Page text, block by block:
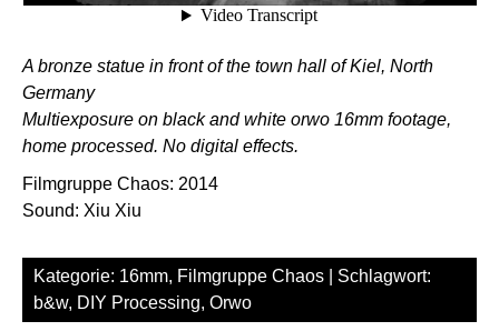
A bronze statue in front of the town hall of Kiel, North
Germany
Multiexposure on black and white orwo 16mm footage,
home processed. No digital effects.
Filmgruppe Chaos: 2014
Sound: Xiu Xiu
Kategorie: 16mm, Filmgruppe Chaos | Schlagwort:
b&w, DIY Processing, Orwo